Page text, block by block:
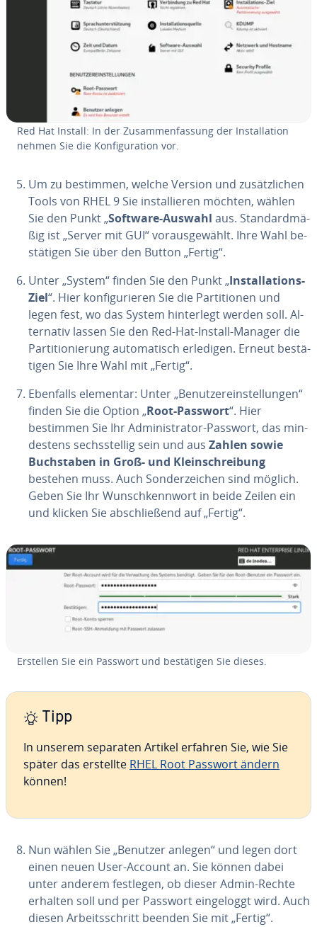
Red Hat Install: In der Zu­sam­men­fas­sung der In­stal­la­ti­on
nehmen Sie die Kon­fi­gu­ra­ti­on vor.
Um zu bestimmen, welche Version und zu­sätz­li­chen
Tools von RHEL 9 Sie in­stal­lie­ren möchten, wählen
Sie den Punkt „Software-Auswahl aus. Stan­dard­mä­
ßig ist „Server mit GUI“ vor­ausge­wählt. Ihre Wahl be­
stä­ti­gen Sie über den Button „Fertig“.
Unter „System“ finden Sie den Punkt „In­stal­la­ti­ons-
Ziel“. Hier kon­fi­gu­rie­ren Sie die Par­ti­tio­nen und
legen fest, wo das System hin­ter­legt werden soll. Al­
ter­na­tiv lassen Sie den Red-Hat-Install-Manager die
Par­ti­tio­nie­rung au­to­ma­tisch erledigen. Erneut be­stä­
ti­gen Sie Ihre Wahl mit „Fertig“.
Ebenfalls elementar: Unter „Be­nut­zer­ein­stel­lun­gen“
finden Sie die Option „Root-Passwort“. Hier
bestimmen Sie Ihr Ad­mi­nis­tra­tor-Passwort, das min­
des­tens sechs­stel­lig sein und aus Zahlen sowie
Buch­sta­ben in Groß- und Klein­schrei­bung
bestehen muss. Auch Son­der­zei­chen sind möglich.
Geben Sie Ihr Wunsch­kenn­wort in beide Zeilen ein
und klicken Sie ab­schlie­ßend auf „Fertig“.
Erstellen Sie ein Passwort und be­stä­ti­gen Sie dieses.
Tipp
In unserem separaten Artikel erfahren Sie, wie Sie
später das erstellte RHEL Root Passwort ändern
können!
Nun wählen Sie „Benutzer anlegen“ und legen dort
einen neuen User-Account an. Sie können dabei
unter anderem festlegen, ob dieser Admin-Rechte
erhalten soll und per Passwort ein­ge­loggt wird. Auch
diesen Ar­beits­schritt beenden Sie mit „Fertig“.